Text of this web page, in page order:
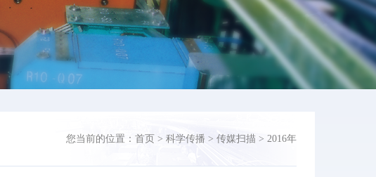
您当前的位置： 首页 > 科学传播 > 传媒扫描 > 2016年